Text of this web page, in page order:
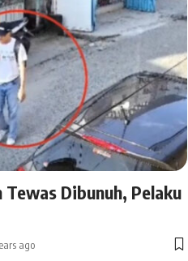
Tewas Dibunuh, Pelaku
ago